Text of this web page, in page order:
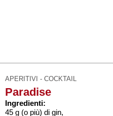
APERITIVI - COCKTAIL
Paradise
Ingredienti:
45 g (o più) di gin,